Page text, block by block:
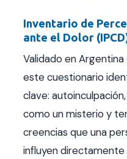
Inventario de
ante el Dolor
Validado en
este cuestionario
clave:
como un misterio y
creencias que una
influyen directamente